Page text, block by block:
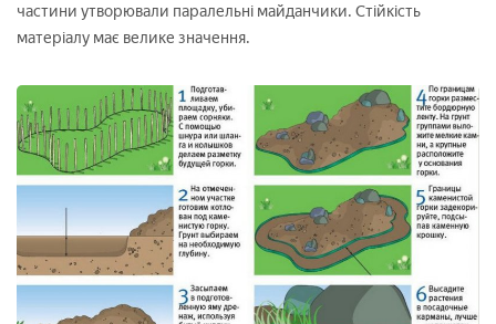
частини утворювали паралельні майданчики. Стійкість
матеріалу має велике значення.